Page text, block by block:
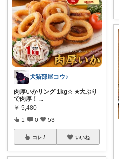
犬猫部屋コウ♪
肉厚いかリング 1kg☆ ★大ぶり
で肉厚！ ...
￥ 5,480
1 0 53
コレ いいね